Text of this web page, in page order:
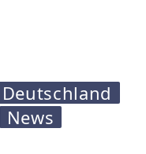
Deutschland
News